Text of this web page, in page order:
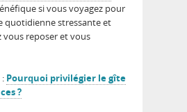
si vous voyagez pour
quotidienne stressante et
vous reposer et vous
Pourquoi privilégier le gîte
?